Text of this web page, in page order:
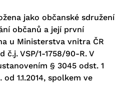
jako občanské sdružení
občanů a její první
u Ministerstva vnitra ČR
č.j. VSP/1-1758/90-R. V
§ 3045 odst. 1
1.1.2014, spolkem ve